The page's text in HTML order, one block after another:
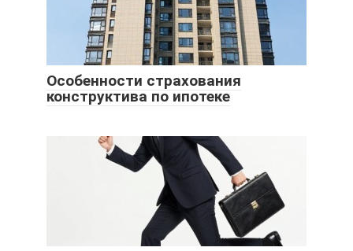
Особенности страхования
конструктива по ипотеке